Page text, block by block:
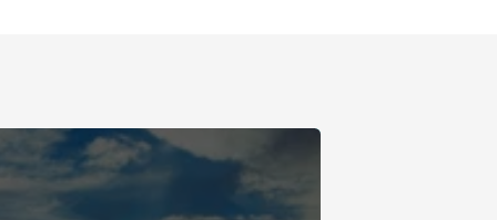
300 рублей за 9 часов в смену.